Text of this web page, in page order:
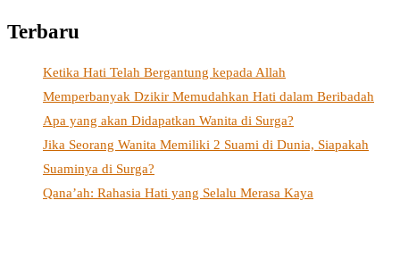
Terbaru
Ketika Hati Telah Bergantung kepada Allah
Memperbanyak Dzikir Memudahkan Hati dalam Beribadah
Apa yang akan Didapatkan Wanita di Surga?
Jika Seorang Wanita Memiliki 2 Suami di Dunia, Siapakah
Suaminya di Surga?
Qana’ah: Rahasia Hati yang Selalu Merasa Kaya